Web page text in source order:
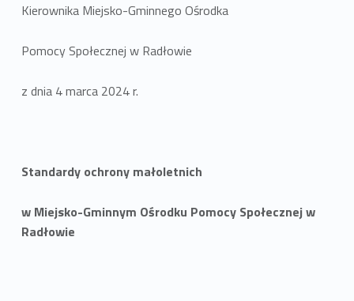
Kierownika Miejsko-Gminnego Ośrodka
Pomocy Społecznej w Radłowie
z dnia 4 marca 2024 r.
Standardy ochrony małoletnich
w Miejsko-Gminnym Ośrodku Pomocy Społecznej w
Radłowie